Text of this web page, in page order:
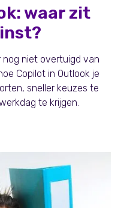
waar zit
nog niet overtuigd van
Copilot in Outlook je
sneller keuzes te
te krijgen.